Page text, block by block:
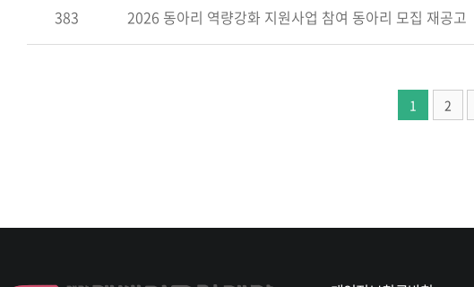
383 2026 동아리 역량강화 지원사업 참여 동아리 모집 재공고
1 2